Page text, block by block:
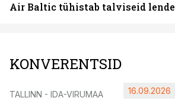
Air Baltic tühistab talviseid lende
KONVERENTSID
TALLINN - IDA-VIRUMAA 16.09.2026